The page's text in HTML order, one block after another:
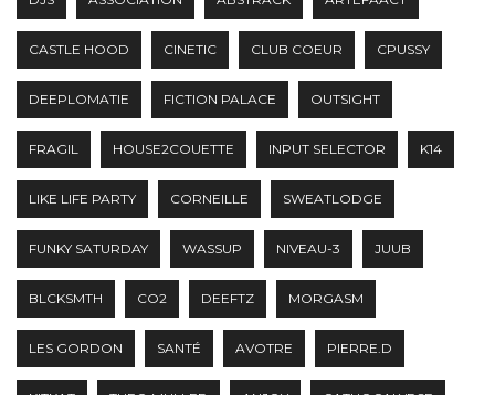
CASTLE HOOD CINETIC CLUB COEUR CPUSSY
DEEPLOMATIE FICTION PALACE OUTSIGHT
FRAGIL HOUSE2COUETTE INPUT SELECTOR K14
LIKE LIFE PARTY CORNEILLE SWEATLODGE
FUNKY SATURDAY WASSUP NIVEAU-3 JUUB
BLCKSMTH CO2 DEEFTZ MORGASM
LES GORDON SANTÉ AVOTRE PIERRE.D